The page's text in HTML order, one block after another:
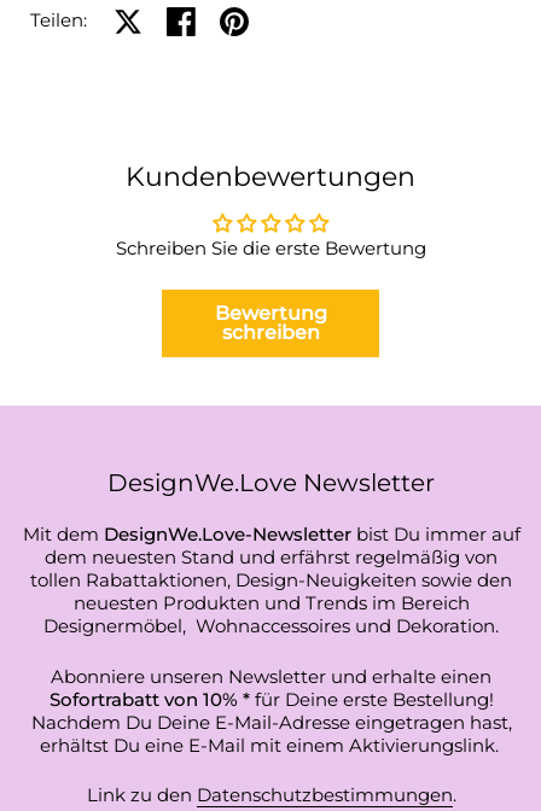
Teilen: Auf X teilenAuf Facebook teilen
Auf Pinterest teilen
Kundenbewertungen
Schreiben Sie die erste Bewertung
Bewertung
schreiben
DesignWe.Love Newsletter
Mit dem DesignWe.Love-Newsletterbist Du immer auf
dem neuesten Stand und erfährst regelmäßig von
tollen Rabattaktionen, Design-Neuigkeiten sowie den
neuesten Produkten und Trends im Bereich
Designermöbel, Wohnaccessoires und Dekoration.
Abonniere unseren Newsletter und erhalte einen
Sofortrabatt von 10% *für Deine erste Bestellung!
Nachdem Du Deine E-Mail-Adresse eingetragen hast,
erhältst Du eine E-Mail mit einem Aktivierungslink.
Link zu den Datenschutzbestimmungen.